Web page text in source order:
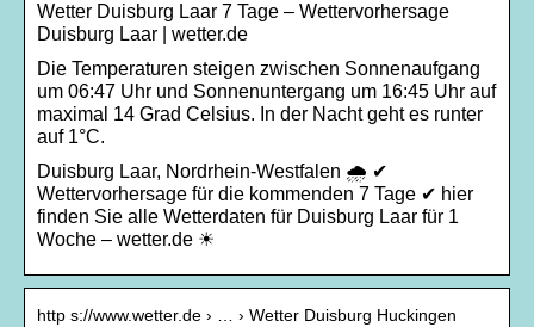
Wetter Duisburg Laar 7 Tage – Wettervorhersage
Duisburg Laar | wetter.de
Die Temperaturen steigen zwischen Sonnenaufgang
um 06:47 Uhr und Sonnenuntergang um 16:45 Uhr auf
maximal 14 Grad Celsius. In der Nacht geht es runter
auf 1°C.
Duisburg Laar, Nordrhein-Westfalen 🌧️ ✔
Wettervorhersage für die kommenden 7 Tage ✔ hier
finden Sie alle Wetterdaten für Duisburg Laar für 1
Woche – wetter.de ☀
http s://www.wetter.de › … › Wetter Duisburg Huckingen